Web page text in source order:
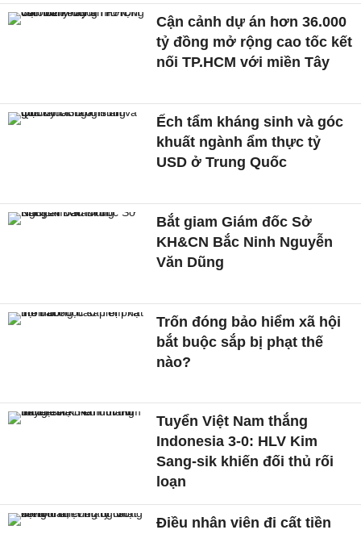
Cận cảnh dự án hơn 36.000
tỷ đồng mở rộng cao tốc kết
nối TP.HCM với miền Tây
Ếch tẩm kháng sinh và góc
khuất ngành ẩm thực tỷ
USD ở Trung Quốc
Bắt giam Giám đốc Sở
KH&CN Bắc Ninh Nguyễn
Văn Dũng
Trốn đóng bảo hiểm xã hội
bắt buộc sắp bị phạt thế
nào?
Tuyển Việt Nam thắng
Indonesia 3-0: HLV Kim
Sang-sik khiến đối thủ rối
loạn
Điều nhân viên đi cất tiền